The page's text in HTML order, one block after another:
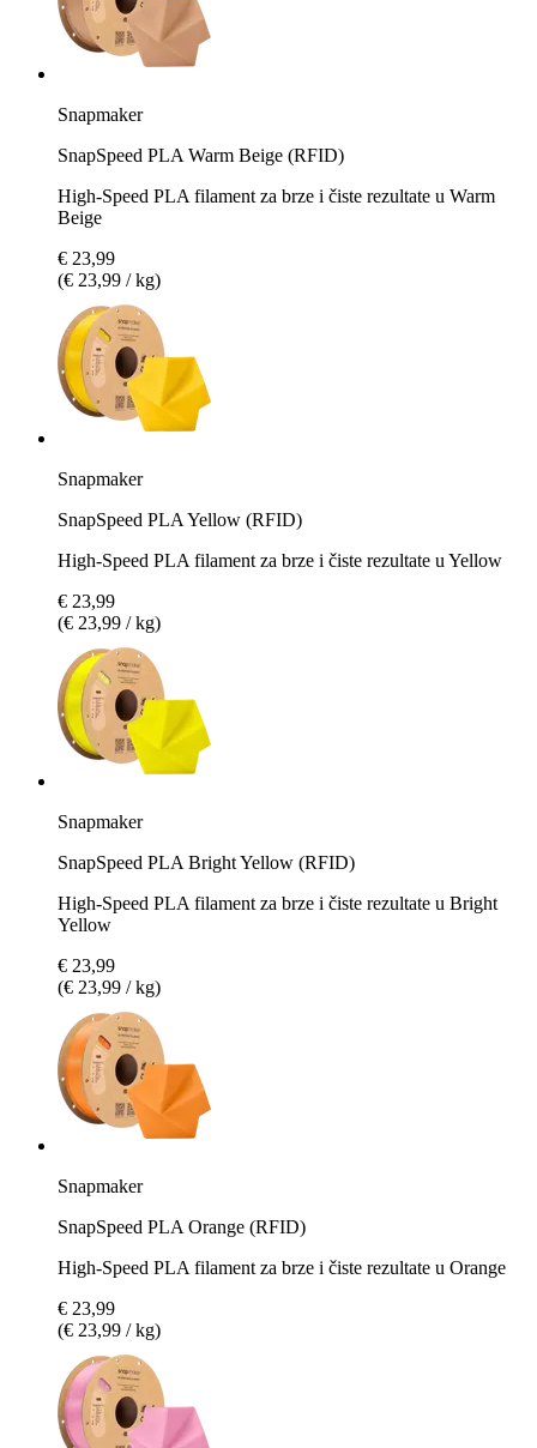
Snapmaker
SnapSpeed PLA Warm Beige (RFID)
High-Speed PLA filament za brze i čiste rezultate u Warm
Beige
€ 23,99
(€ 23,99 / kg)
Snapmaker
SnapSpeed PLA Yellow (RFID)
High-Speed PLA filament za brze i čiste rezultate u Yellow
€ 23,99
(€ 23,99 / kg)
Snapmaker
SnapSpeed PLA Bright Yellow (RFID)
High-Speed PLA filament za brze i čiste rezultate u Bright
Yellow
€ 23,99
(€ 23,99 / kg)
Snapmaker
SnapSpeed PLA Orange (RFID)
High-Speed PLA filament za brze i čiste rezultate u Orange
€ 23,99
(€ 23,99 / kg)